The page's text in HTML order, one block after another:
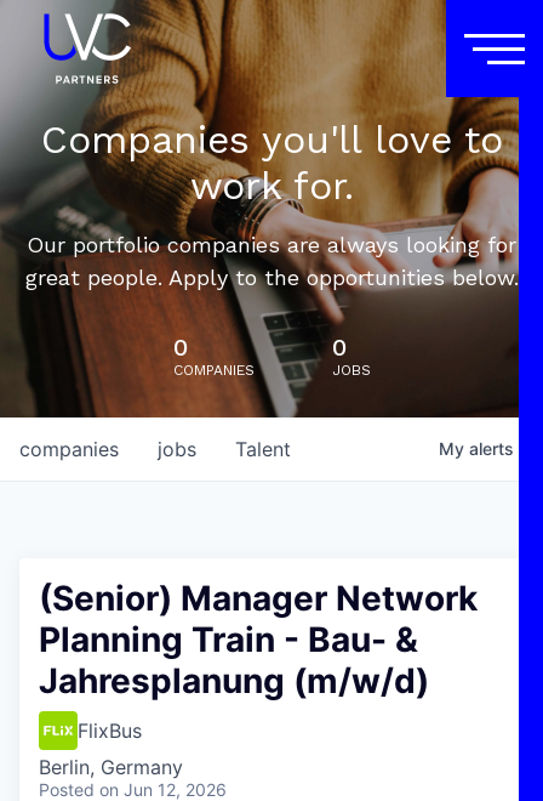
Companies you'll love to
work for.
Our portfolio companies are always looking for
great people. Apply to the opportunities below.
0
COMPANIES
0
JOBS
jobs
companies Talent My alerts
(Senior) Manager Network
Planning Train - Bau- &
Jahresplanung (m/w/d)
FlixBus
Berlin, Germany
Posted on Jun 12, 2026